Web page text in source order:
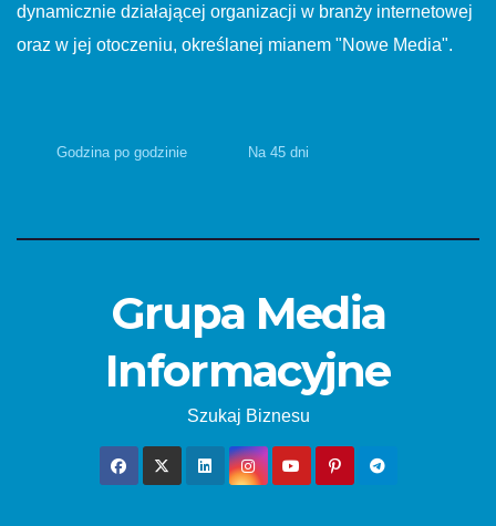
dynamicznie działającej organizacji w branży internetowej
oraz w jej otoczeniu, określanej mianem "Nowe Media".
Godzina po godzinie Na 45 dni
Grupa Media
Informacyjne
Szukaj Biznesu